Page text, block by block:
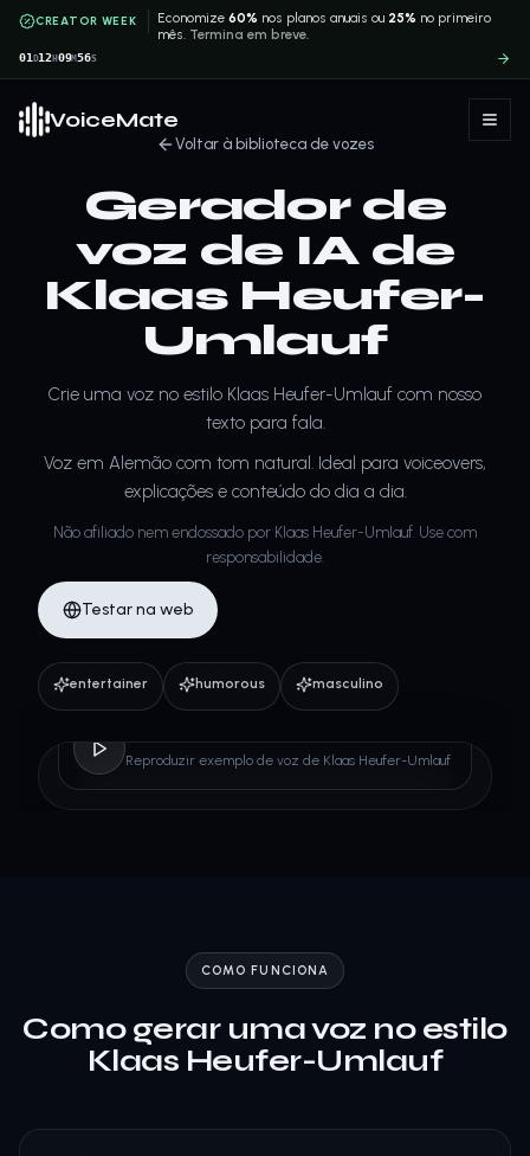
CREATOR WEEK Economize60% nos planos anuais ou 25% no primeiro
mês. Termina em breve.
01D12H 09M56S
VoiceMate
Voltar à biblioteca de vozes
Gerador de
voz de IA de
Klaas Heufer-
Umlauf
Crie uma voz no estilo Klaas Heufer-Umlauf com nosso
texto para fala.
Voz em Alemão com tom natural. Ideal para voiceovers,
explicações e conteúdo do dia a dia.
Não afiliado nem endossado por Klaas Heufer-Umlauf. Use com
responsabilidade.
Testar na web
entertainer humorous masculino
Reproduzir exemplo de voz de Klaas Heufer-Umlauf
COMO FUNCIONA
Como gerar uma voz no estilo
Klaas Heufer-Umlauf